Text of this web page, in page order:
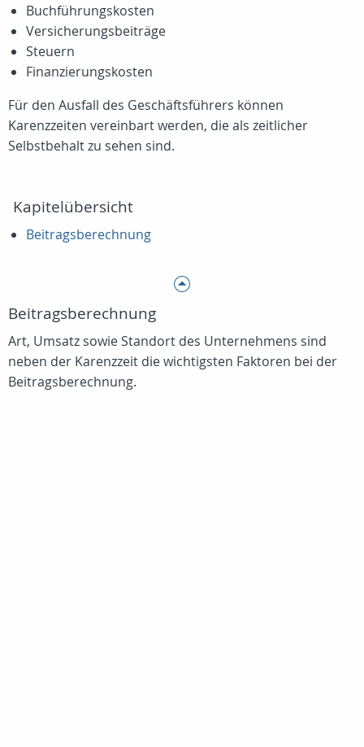
Buchführungskosten
Versicherungsbeiträge
Steuern
Finanzierungskosten
Für den Ausfall des Geschäftsführers können
Karenzzeiten vereinbart werden, die als zeitlicher
Selbstbehalt zu sehen sind.
Kapitelübersicht
Beitragsberechnung
Beitragsberechnung
Art, Umsatz sowie Standort des Unternehmens sind
neben der Karenzzeit die wichtigsten Faktoren bei der
Beitragsberechnung.